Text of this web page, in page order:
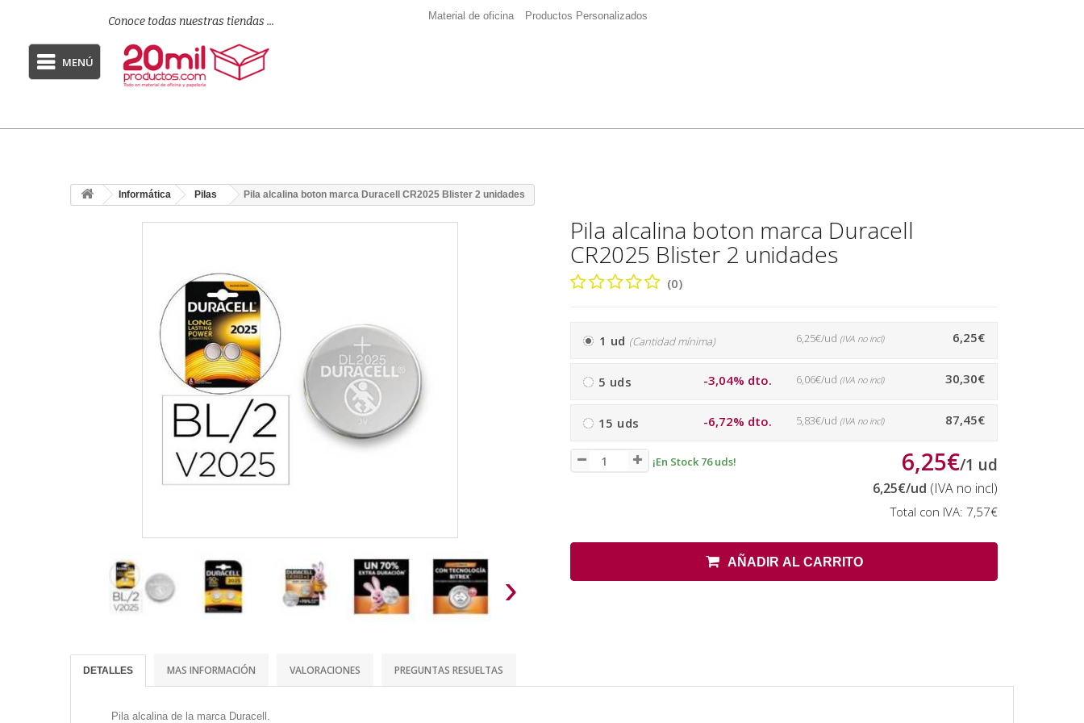
Conoce todas nuestras tiendas ... Material de oficina Productos Personalizados
MENÚ
Informática Pilas Pila alcalina boton marca Duracell CR2025 Blister 2 unidades
›
Pila alcalina boton marca Duracell
CR2025 Blister 2 unidades
(0)
1 ud (Cantidad mínima) 6,25€
6,25€/ud (IVA no incl)
5 uds -3,04% dto. 30,30€
6,06€/ud (IVA no incl)
15 uds -6,72% dto. 87,45€
5,83€/ud (IVA no incl)
¡En Stock 76 uds! 6,25€/1 ud
6,25€/ud (IVA no incl)
Total con IVA: 7,57€
AÑADIR AL CARRITO
DETALLES MAS INFORMACIÓN VALORACIONES PREGUNTAS RESUELTAS
Pila alcalina de la marca Duracell.